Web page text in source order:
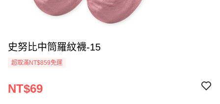
史努比中筒羅紋襪-15
超取滿NT$859免運
NT$69